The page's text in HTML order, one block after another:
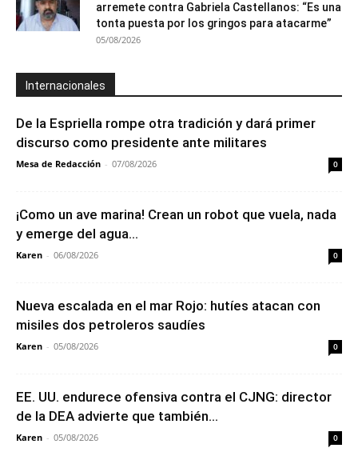
arremete contra Gabriela Castellanos: “Es una
tonta puesta por los gringos para atacarme”
05/08/2026
Internacionales
De la Espriella rompe otra tradición y dará primer
discurso como presidente ante militares
Mesa de Redacción - 07/08/2026 0
¡Como un ave marina! Crean un robot que vuela, nada
y emerge del agua...
Karen - 06/08/2026 0
Nueva escalada en el mar Rojo: hutíes atacan con
misiles dos petroleros saudíes
Karen - 05/08/2026 0
EE. UU. endurece ofensiva contra el CJNG: director
de la DEA advierte que también...
Karen - 05/08/2026 0